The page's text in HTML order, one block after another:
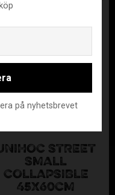
STREET
SMALL
COLLAPSIBLE
45X60CM
på nyhetsbrevet